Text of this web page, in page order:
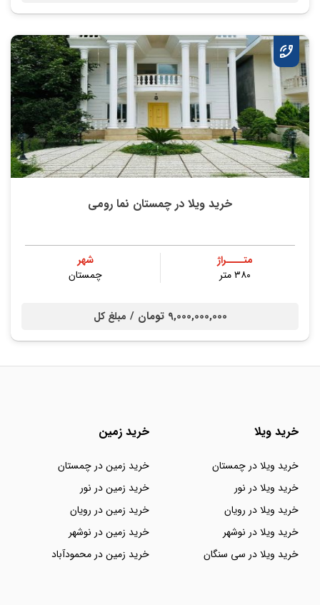
خرید ویلا در چمستان نما رومی
متــــراژ
۳۸۰ متر
شهر
چمستان
9,000,000,000 تومان / مبلغ کل
خرید ویلا
خرید ویلا در چمستان
خرید ویلا در نور
خرید ویلا در رویان
خرید ویلا در نوشهر
خرید ویلا در سی سنگان
خرید زمین
خرید زمین در چمستان
خرید زمین در نور
خرید زمین در رویان
خرید زمین در نوشهر
خرید زمین در محمودآباد